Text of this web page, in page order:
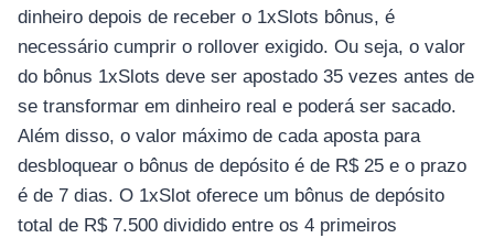
dinheiro depois de receber o 1xSlots bônus, é
necessário cumprir o rollover exigido. Ou seja, o valor
do bônus 1xSlots deve ser apostado 35 vezes antes de
se transformar em dinheiro real e poderá ser sacado.
Além disso, o valor máximo de cada aposta para
desbloquear o bônus de depósito é de R$ 25 e o prazo
é de 7 dias. O 1xSlot oferece um bônus de depósito
total de R$ 7.500 dividido entre os 4 primeiros